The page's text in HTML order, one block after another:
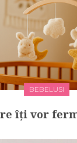
BEBELUSI
îți vor